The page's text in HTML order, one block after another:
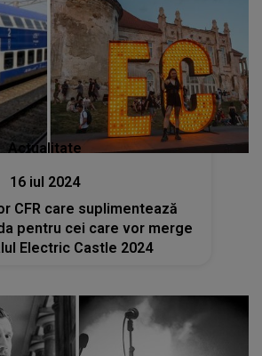
Actualitate
16 iul 2024
CFR care suplimentează
pentru cei care vor merge
Electric Castle 2024